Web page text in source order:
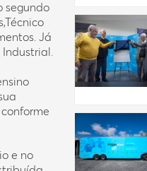
segundo
Já
e no